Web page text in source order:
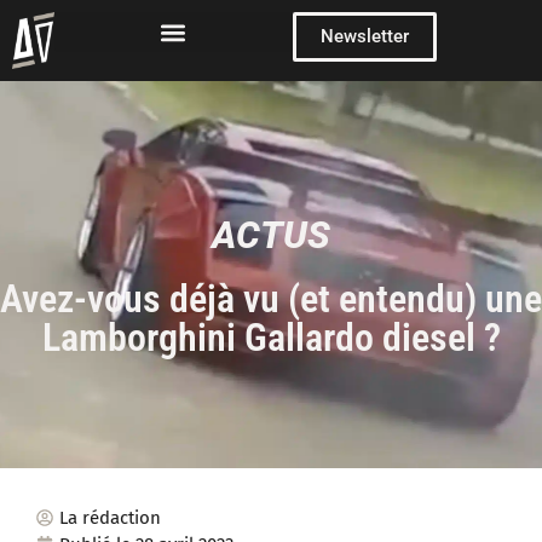
Newsletter
ACTUS
Avez-vous déjà vu (et entendu) une
Lamborghini Gallardo diesel ?
La rédaction